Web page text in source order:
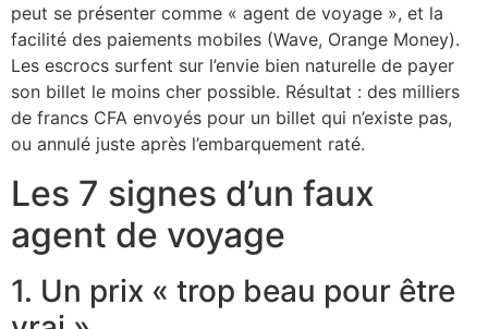
peut se présenter comme « agent de voyage », et la
facilité des paiements mobiles (Wave, Orange Money).
Les escrocs surfent sur l’envie bien naturelle de payer
son billet le moins cher possible. Résultat : des milliers
de francs CFA envoyés pour un billet qui n’existe pas,
ou annulé juste après l’embarquement raté.
Les 7 signes d’un faux
agent de voyage
1. Un prix « trop beau pour être